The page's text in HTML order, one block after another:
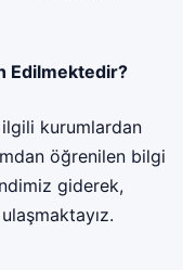
Edilmektedir?
kurumlardan
öğrenilen bilgi
giderek,